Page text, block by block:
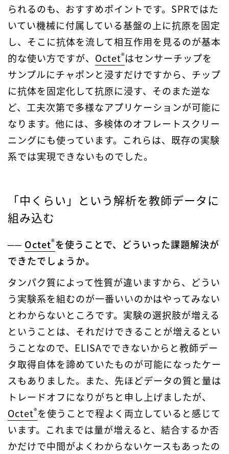
られるのも、おすすめポイントです。SPRではた
いてい機械に付属している基盤の上に抗原を固定
し、そこに抗体を流して相互作用を見るのが基本
的な使い方ですが、 Octet®はセンサーチップを
サンプルにチャポンと浸すだけですから、チップ
に抗体を固定化して抗原に浸す、そのまた逆な
ど、工夫次第で多様なアプリケーションが可能に
なります。他には、多検体のオフレートスクリー
ニングにも使っています。これらは、既存の実験
系では実現できないものでした。
「中くらい」という解析を教師データに
組み込む
── Octet®を使うことで、どういった課題解決が
できたでしょうか。
タンパク質によって性質が違いますから、どうい
う実験系を組むのが一番いいのかはやってみない
とわからないところです。実験の選択肢が増える
ということは、それだけできることが増えるとい
うことなので、ELISAでできないからと教師デー
タ取得自体を諦めていたものが可能になったケー
スもありました。また、先ほどデータの質と量は
トレードオフになりがちと申し上げましたが、
Octet®を使うことで程よく両立していると感じて
います。これまでは量が増えると、結合するか否
かだけで中間がよくわからないケースもあったの